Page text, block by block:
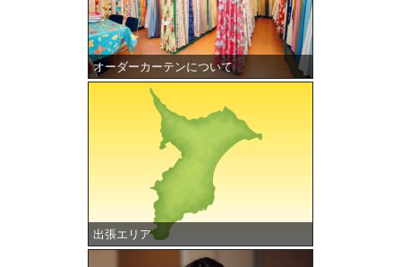
オーダーカーテンについて
出張エリア